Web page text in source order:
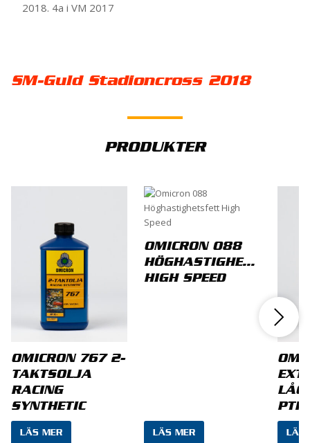
2018. 4a i VM 2017
SM-Guld Stadioncross 2018
PRODUKTER
OMICRON 767 2-
TAKTSOLJA
RACING
SYNTHETIC
LÄS MER
OMICRON 088
HÖGHASTIGHETSFETT
HIGH SPEED
LÄS MER LÄS